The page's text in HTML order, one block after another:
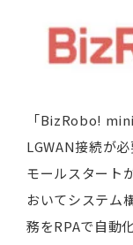
「BizRobo!
LGWAN接続が
モールスタート
おいてシステム
務をRPAで自動